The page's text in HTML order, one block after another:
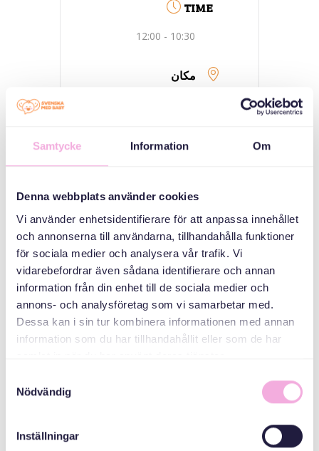
Samtycke Information Om
Denna webbplats använder cookies
Vi använder enhetsidentifierare för att anpassa innehållet
och annonserna till användarna, tillhandahålla funktioner
för sociala medier och analysera vår trafik. Vi
vidarebefordrar även sådana identifierare och annan
information från din enhet till de sociala medier och
annons- och analysföretag som vi samarbetar med.
Dessa kan i sin tur kombinera informationen med annan
information som du har tillhandahållit eller som de har
Nödvändig
Inställningar
TIME
10:30 - 12:00
مکان
Vaniljgatan 27
دسته بندی ها
جلسات والدین
سازمان دهنده